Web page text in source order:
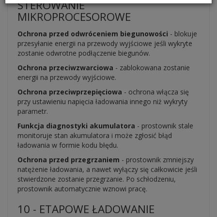
STEROWANIE
MIKROPROCESOROWE
Ochrona przed odwróceniem biegunowości - blokuje
przesyłanie energii na przewody wyjściowe jeśli wykryte
zostanie odwrotne podłączenie biegunów.
Ochrona przeciwzwarciowa - zablokowana zostanie
energii na przewody wyjściowe.
Ochrona przeciwprzepięciowa - ochrona włącza się
przy ustawieniu napięcia ładowania innego niż wykryty
parametr.
Funkcja diagnostyki akumulatora - prostownik stale
monitoruje stan akumulatora i może zgłosić błąd
ładowania w formie kodu błędu.
Ochrona przed przegrzaniem - prostownik zmniejszy
natężenie ładowania, a nawet wyłączy się całkowicie jeśli
stwierdzone zostanie przegrzanie. Po schłodzeniu,
prostownik automatycznie wznowi pracę.
10 - ETAPOWE ŁADOWANIE